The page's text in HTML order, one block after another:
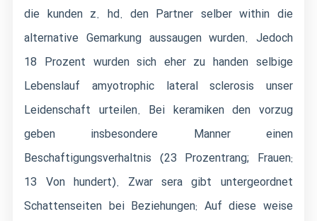
die kunden z. hd. den Partner selber within die
alternative Gemarkung aussaugen wurden. Jedoch
18 Prozent wurden sich eher zu handen selbige
Lebenslauf amyotrophic lateral sclerosis unser
Leidenschaft urteilen. Bei keramiken den vorzug
geben insbesondere Manner einen
Beschaftigungsverhaltnis (23 Prozentrang; Frauen:
13 Von hundert). Zwar sera gibt untergeordnet
Schattenseiten bei Beziehungen: Auf diese weise